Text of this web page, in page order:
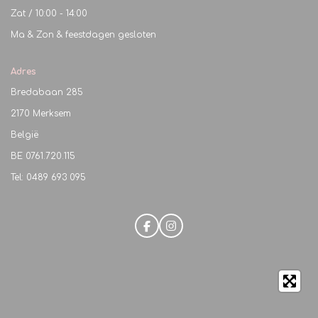
Zat / 10:00 - 14:00
Ma & Zon & feestdagen gesloten
Adres
Bredabaan 285
2170 Merksem
België
BE 0761.720.115
Tel: 0489 693 095
F
a
I
n